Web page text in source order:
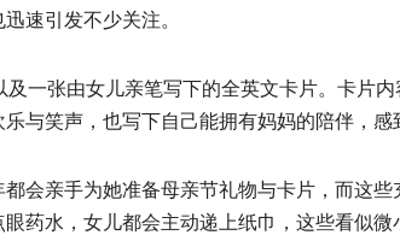
速引发不少关注。
一张由女儿亲笔写下的全英文卡片。卡片
与笑声，也写下自己能拥有妈妈的陪伴，感
会亲手为她准备母亲节礼物与卡片，而这些
药水，女儿都会主动递上纸巾，这些看似微